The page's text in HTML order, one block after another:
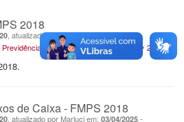
2018
, atualizado por Marluci em:03/04/2025-
Previdência Demonstrações Contábeis 2018
de Caixa - FMPS 2018
, atualizado por Marluci em: 03/04/2025 -